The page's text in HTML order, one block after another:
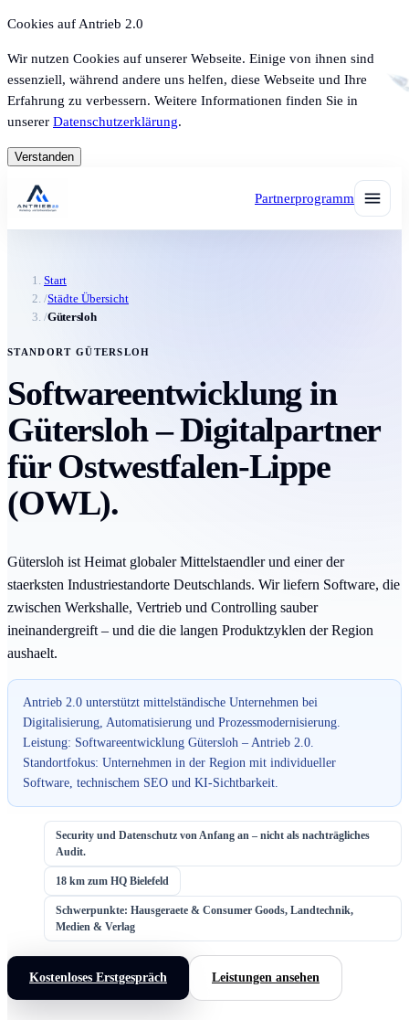
Cookies auf Antrieb 2.0
Wir nutzen Cookies auf unserer Webseite. Einige von ihnen sind
essenziell, während andere uns helfen, diese Webseite und Ihre
Erfahrung zu verbessern. Weitere Informationen finden Sie in
unserer Datenschutzerklärung.
Verstanden
Partnerprogramm
Start
/Städte Übersicht
/Gütersloh
STANDORT GÜTERSLOH
Softwareentwicklung in
Gütersloh – Digitalpartner
für Ostwestfalen-Lippe
(OWL).
Gütersloh ist Heimat globaler Mittelstaendler und einer der
staerksten Industriestandorte Deutschlands. Wir liefern Software, die
zwischen Werkshalle, Vertrieb und Controlling sauber
ineinandergreift – und die die langen Produktzyklen der Region
aushaelt.
Antrieb 2.0 unterstützt mittelständische Unternehmen bei
Digitalisierung, Automatisierung und Prozessmodernisierung.
Leistung: Softwareentwicklung Gütersloh – Antrieb 2.0.
Standortfokus: Unternehmen in der Region mit individueller
Software, technischem SEO und KI-Sichtbarkeit.
Security und Datenschutz von Anfang an – nicht als nachträgliches
Audit.
18 km zum HQ Bielefeld
Schwerpunkte: Hausgeraete & Consumer Goods, Landtechnik,
Medien & Verlag
Kostenloses Erstgespräch Leistungen ansehen